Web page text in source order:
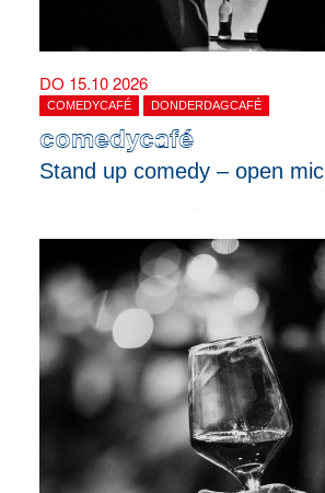
DO 15.10 2026
COMEDYCAFÉ DONDERDAGCAFÉ
comedycafé
Stand up comedy – open mic